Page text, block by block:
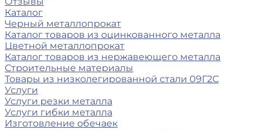
Каталог
Черный металлопрокат
Каталог товаров из оцинкованного металла
Цветной металлопрокат
Каталог товаров из нержавеющего металла
Строительные материалы
Товары из низколегированной стали 09Г2С
Услуги
Услуги резки металла
Услуги гибки металла
Изготовление обечаек